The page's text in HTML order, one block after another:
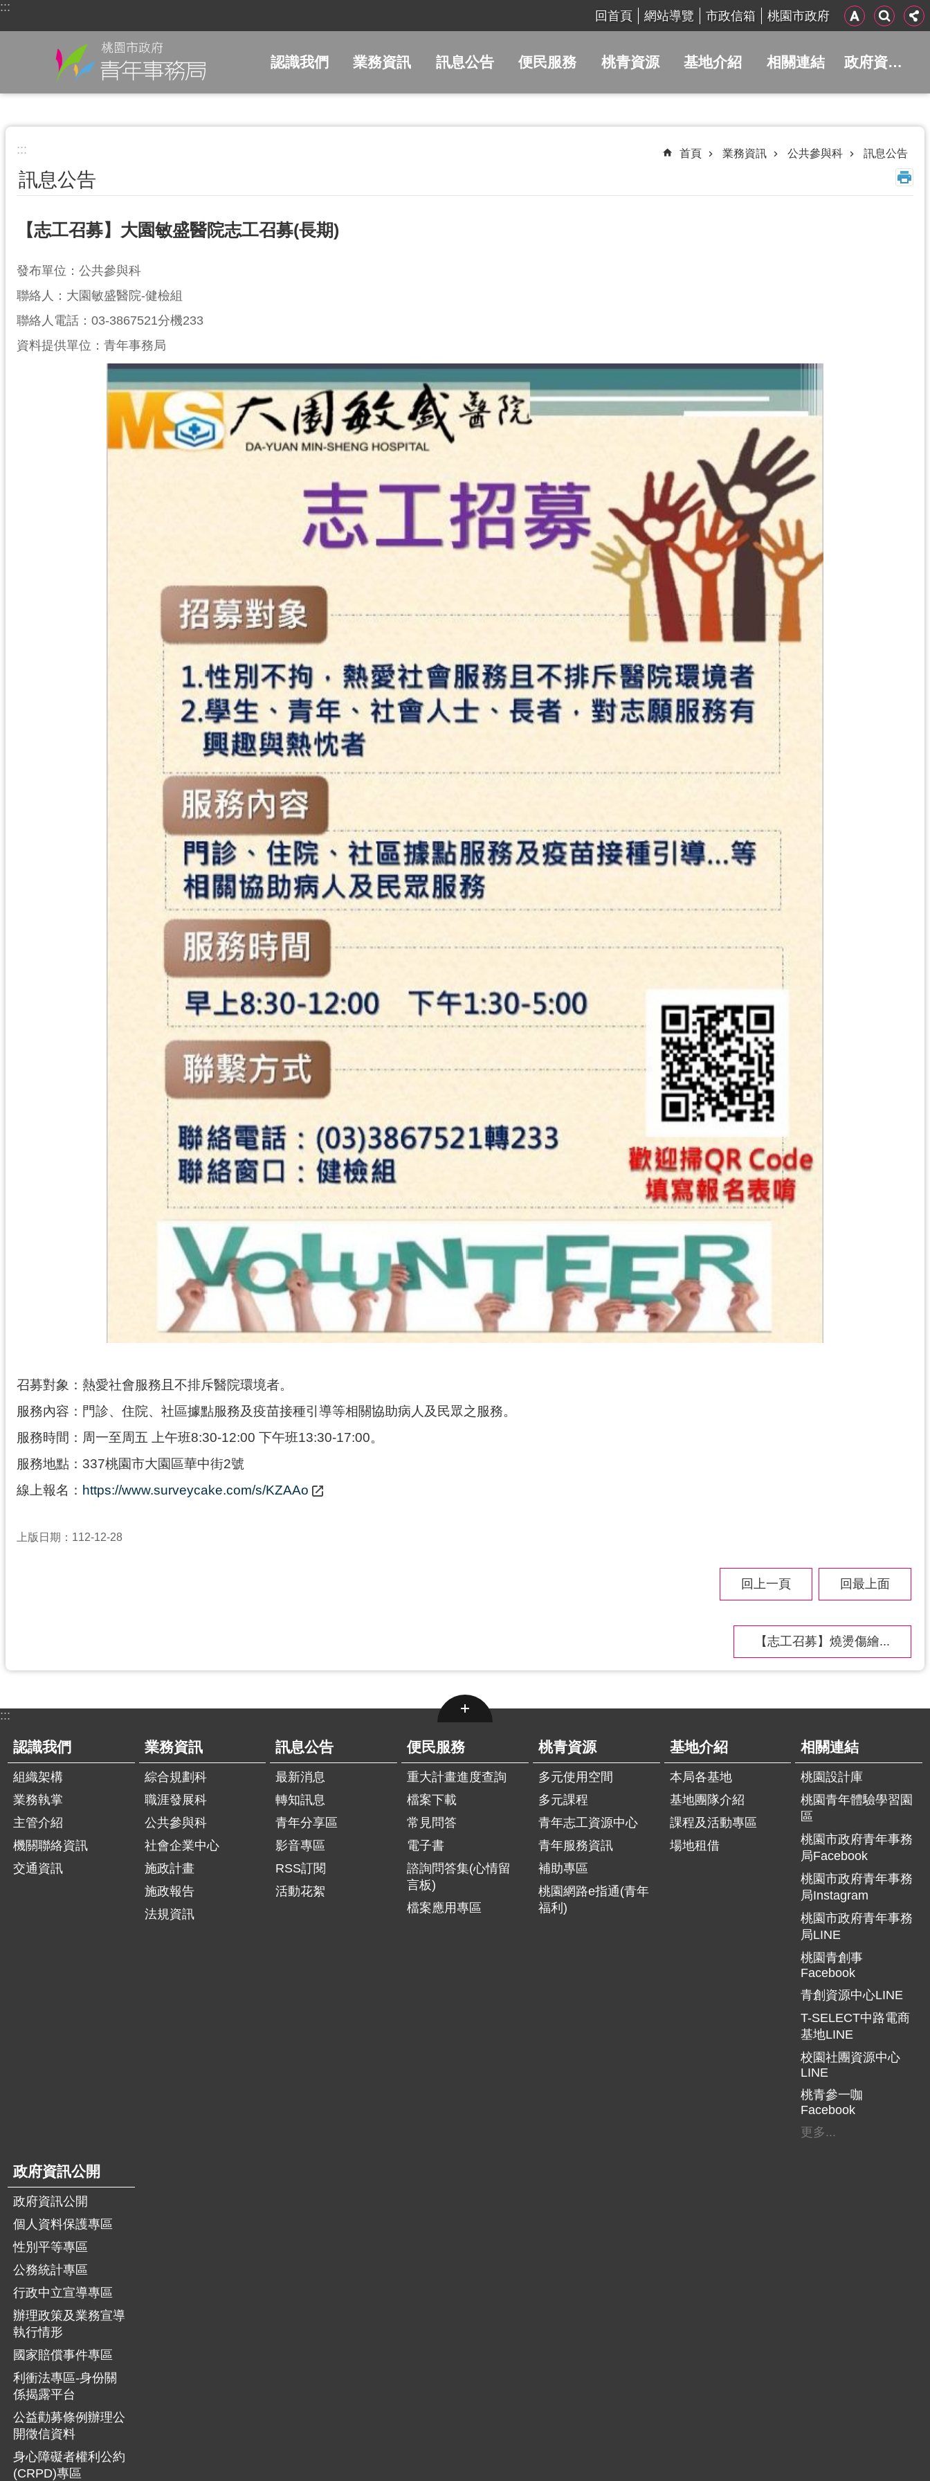
跳到主要內容區塊
:::
回首頁 網站導覽 市政信箱 桃園市政府
認識我們 業務資訊 訊息公告 便民服務 桃青資源 基地介紹 相關連結 政府資訊公開
::: 首頁 業務資訊 公共參與科 訊息公告
訊息公告
【志工召募】大園敏盛醫院志工召募(長期)
發布單位：公共參與科
聯絡人：大園敏盛醫院-健檢組
聯絡人電話：03-3867521分機233
資料提供單位：青年事務局
召募對象：熱愛社會服務且不排斥醫院環境者。
服務內容：門診、住院、社區據點服務及疫苗接種引導等相關協助病人及民眾之服務。
服務時間：周一至周五 上午班8:30-12:00 下午班13:30-17:00。
服務地點：337桃園市大園區華中街2號
線上報名： https://www.surveycake.com/s/KZAAo
上版日期：112-12-28
回上一頁 回最上面
【志工召募】燒燙傷繪...
:::
認識我們
組織架構
業務執掌
主管介紹
機關聯絡資訊
交通資訊
業務資訊
綜合規劃科
職涯發展科
公共參與科
社會企業中心
施政計畫
施政報告
法規資訊
訊息公告
最新消息
轉知訊息
青年分享區
影音專區
RSS訂閱
活動花絮
便民服務
重大計畫進度查詢
檔案下載
常見問答
電子書
諮詢問答集(心情留
言板)
檔案應用專區
桃青資源
多元使用空間
多元課程
青年志工資源中心
青年服務資訊
補助專區
桃園網路e指通(青年
福利)
基地介紹
本局各基地
基地團隊介紹
課程及活動專區
場地租借
相關連結
桃園設計庫
桃園青年體驗學習園
區
桃園市政府青年事務
局Facebook
桃園市政府青年事務
局Instagram
桃園市政府青年事務
局LINE
桃園青創事
Facebook
青創資源中心LINE
T-SELECT中路電商
基地LINE
校園社團資源中心
LINE
桃青參一咖
Facebook
更多...
政府資訊公開
政府資訊公開
個人資料保護專區
性別平等專區
公務統計專區
行政中立宣導專區
辦理政策及業務宣導
執行情形
國家賠償事件專區
利衝法專區-身份關
係揭露平台
公益勸募條例辦理公
開徵信資料
身心障礙者權利公約
(CRPD)專區